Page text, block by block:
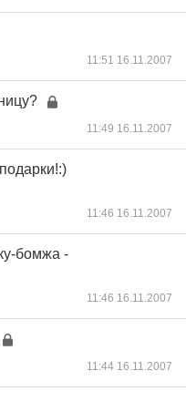
11:51 16.11.2007
11:49 16.11.2007
11:46 16.11.2007
бомжа -
11:46 16.11.2007
11:44 16.11.2007